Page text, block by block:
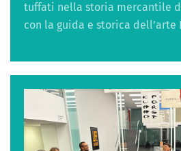
tuffati nella storia mercantile
con la guida e storica dell’arte